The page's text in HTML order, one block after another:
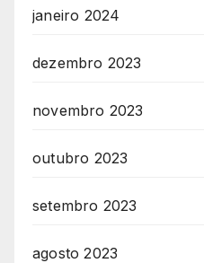
janeiro 2024
dezembro 2023
novembro 2023
outubro 2023
setembro 2023
agosto 2023